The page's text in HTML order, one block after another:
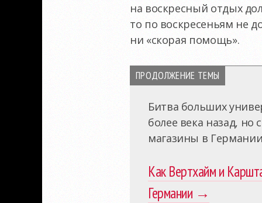
на воскресный отдых
то по воскресеньям не
ни «скорая помощь».
ПРОДОЛЖЕНИЕ ТЕМЫ
Битва больших
более века назад, но
магазины в
Как Вертхайм и
Германии →